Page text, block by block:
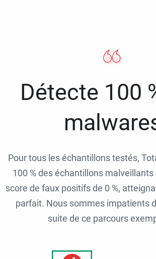
Détecte 100
Pour tous les échantillons testés,
100 % des échantillons
score de faux positifs de 0 %,
parfait. Nous sommes impatients
suite de ce parcours